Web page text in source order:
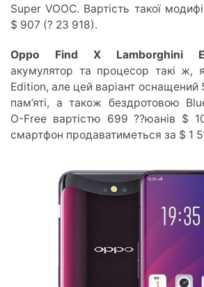
Super VOOC. Вартість такої
$ 907 (? 23 918).
Oppo Find X Lamborghini
акумулятор та процесор такі ж,
Edition, але цей варіант оснащений
пам’яті, а також бездротовою
O-Free вартістю 699 ??юанів $
смартфон продаватиметься за $ 1